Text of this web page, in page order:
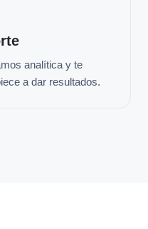
analítica y te
a dar resultados.